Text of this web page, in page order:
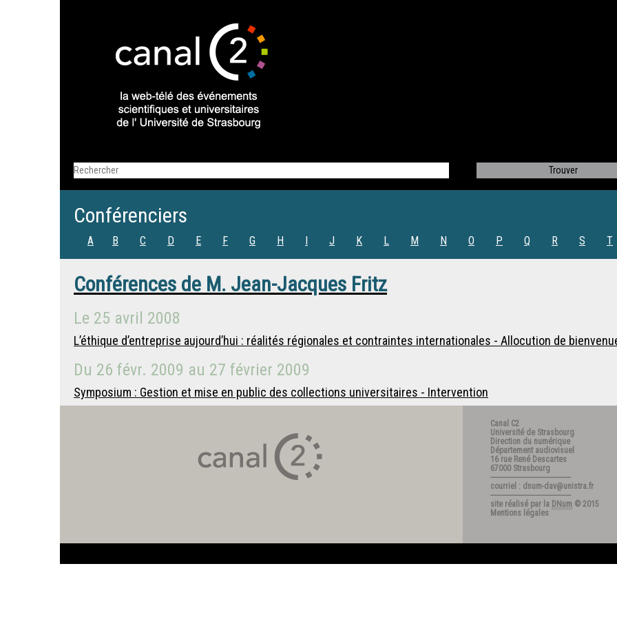
Conférenciers
A B C D E F G H I J K L M N O P Q R S T
Conférences de M. Jean-Jacques Fritz
Le 25 avril 2008
L’éthique d’entreprise aujourd’hui : réalités régionales et contraintes internationales - Allocution de
Du 26 févr. 2009 au 27 février 2009
Symposium : Gestion et mise en public des collections universitaires - Intervention
Canal C2
Université de Strasbourg
Direction du numérique
Département audiovisuel
16 rue René Descartes
67000 Strasbourg
---------------------------------------
courriel : dnum-dav@unistra.fr
---------------------------------------
site réalisé par la DNum © 2015
Mentions légales